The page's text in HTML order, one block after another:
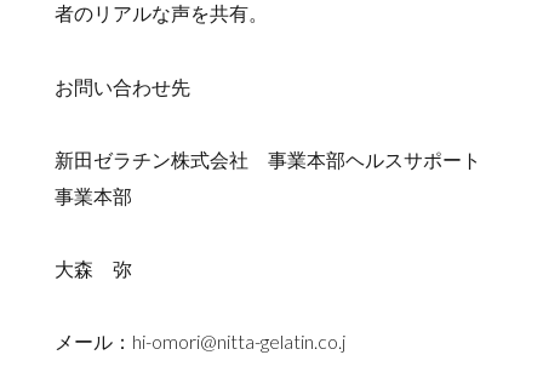
者のリアルな声を共有。
お問い合わせ先
新田ゼラチン株式会社 事業本部ヘルスサポート
事業本部
大森 弥
メール：hi-omori@nitta-gelatin.co.j